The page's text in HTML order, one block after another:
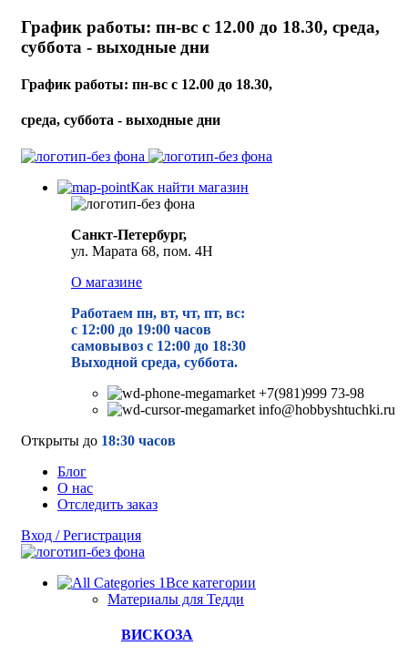
График работы: пн-вс с 12.00 до 18.30, среда,
суббота - выходные дни
График работы: пн-вс с 12.00 до 18.30,
среда, суббота - выходные дни
Как найти магазин
Санкт-Петербург,
ул. Марата 68, пом. 4Н
О магазине
Работаем пн, вт, чт, пт, вс:
с 12:00 до 19:00 часов
самовывоз с 12:00 до 18:30
Выходной среда, суббота.
+7(981)999 73-98
info@hobbyshtuchki.ru
Открыты до 18:30 часов
Блог
О нас
Отследить заказ
Вход / Регистрация
Все категории
Материалы для Тедди
ВИСКОЗА